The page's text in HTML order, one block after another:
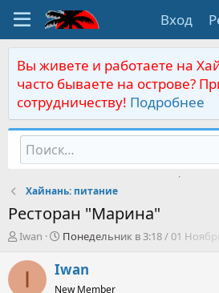
Вход
Вы живете и работаете на
часто бываете на острове?
сотрудничеству! Подробнее
Хайнань: питание
Ресторан "Марина"
А
т
Iwan
Д
т
а
Понедельник в 3:18 / 01 Ноябрь
I Iwan
New Member